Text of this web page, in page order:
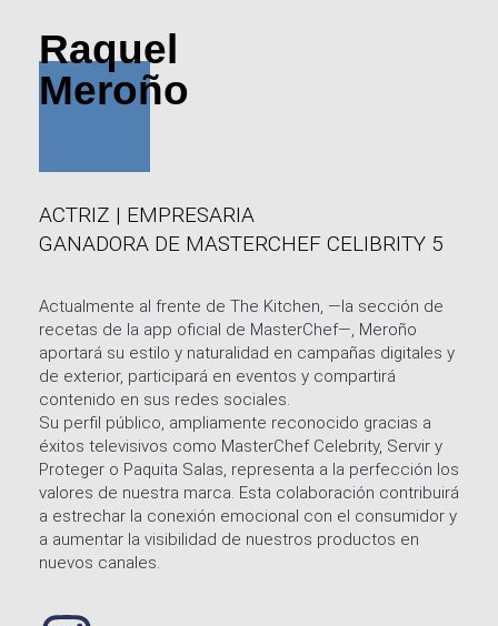
Raquel
Meroño
ACTRIZ | EMPRESARIA
GANADORA DE MASTERCHEF CELIBRITY 5
Actualmente al frente de The Kitchen, —la sección de
recetas de la app oficial de MasterChef—, Meroño
aportará su estilo y naturalidad en campañas digitales y
de exterior, participará en eventos y compartirá
contenido en sus redes sociales.
Su perfil público, ampliamente reconocido gracias a
éxitos televisivos como MasterChef Celebrity, Servir y
Proteger o Paquita Salas, representa a la perfección los
valores de nuestra marca. Esta colaboración contribuirá
a estrechar la conexión emocional con el consumidor y
a aumentar la visibilidad de nuestros productos en
nuevos canales.